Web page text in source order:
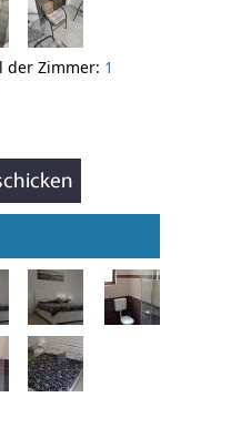
der Zimmer: 1